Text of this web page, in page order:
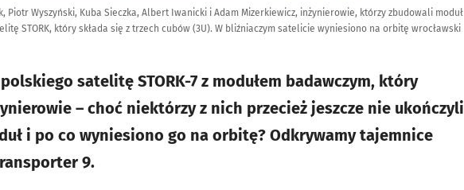
Piotr Wyszyński, Kuba Sieczka, Albert Iwanicki i Adam Mizerkiewicz, inżynierowie, którzy zbudowali moduł
STORK, który składa się z trzech cubów (3U). W bliźniaczym satelicie wyniesiono na orbitę wrocławski
satelitę STORK-7 z modułem badawczym, który
– choć niektórzy z nich przecież jeszcze nie ukończyli
i po co wyniesiono go na orbitę? Odkrywamy tajemnice
9.